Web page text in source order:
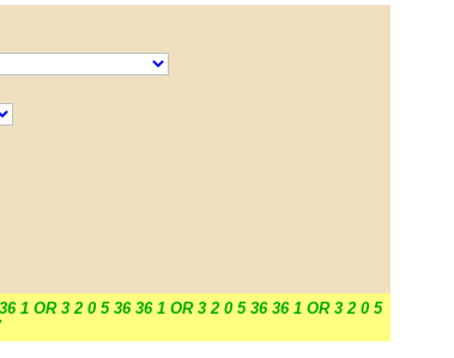
1 OR 3 2 0 5 36 36 1 OR 3 2 0 5 36 36 1 OR 3 2 0 5